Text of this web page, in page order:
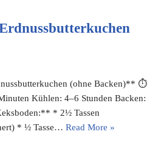
(ohne Backen)** ⏱
Kühlen: 4–6 Stunden Backen:
* 2½ Tassen
* ½ Tasse… Read More »